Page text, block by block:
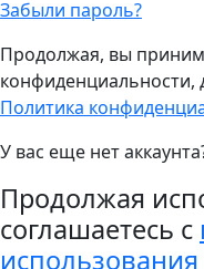
Забыли пароль?
Продолжая, вы
Политика
У вас еще нет
Продолжая
соглашаетесь с